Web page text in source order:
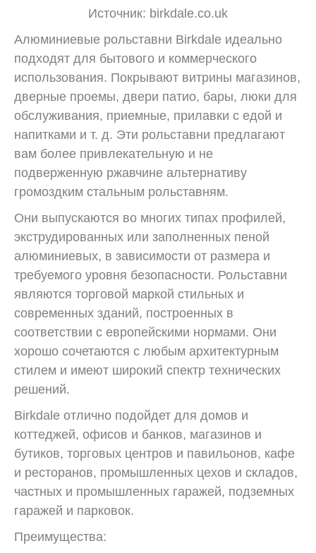
Источник: birkdale.co.uk
Алюминиевые рольставни Birkdale идеально
подходят для бытового и коммерческого
использования. Покрывают витрины магазинов,
дверные проемы, двери патио, бары, люки для
обслуживания, приемные, прилавки с едой и
напитками и т. д. Эти рольставни предлагают
вам более привлекательную и не
подверженную ржавчине альтернативу
громоздким стальным рольставням.
Они выпускаются во многих типах профилей,
экструдированных или заполненных пеной
алюминиевых, в зависимости от размера и
требуемого уровня безопасности. Рольставни
являются торговой маркой стильных и
современных зданий, построенных в
соответствии с европейскими нормами. Они
хорошо сочетаются с любым архитектурным
стилем и имеют широкий спектр технических
решений.
Birkdale отлично подойдет для домов и
коттеджей, офисов и банков, магазинов и
бутиков, торговых центров и павильонов, кафе
и ресторанов, промышленных цехов и складов,
частных и промышленных гаражей, подземных
гаражей и парковок.
Преимущества: